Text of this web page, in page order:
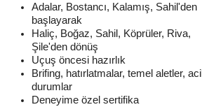
Adalar, Bostancı, Kalamış, Sahil'den
başlayarak
Haliç, Boğaz, Sahil, Köprüler, Riva,
Şile'den dönüş
Uçuş öncesi hazırlık
Brifing, hatırlatmalar, temel aletler, acil
durumlar
Deneyime özel sertifika